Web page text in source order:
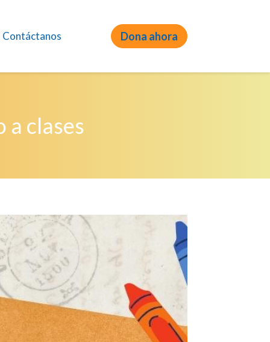
Contáctanos Dona ahora
a clases